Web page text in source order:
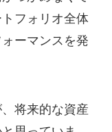
フォリオ全体
ーマンスを発
将来的な資産